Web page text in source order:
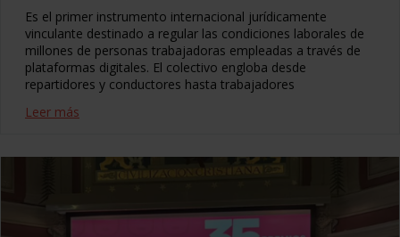
Es el primer instrumento internacional jurídicamente
vinculante destinado a regular las condiciones laborales de
millones de personas trabajadoras empleadas a través de
plataformas digitales. El colectivo engloba desde
repartidores y conductores hasta trabajadores
Leer más